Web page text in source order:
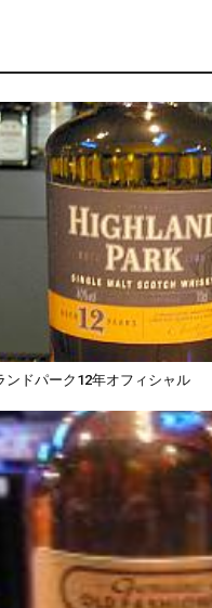
ンドパーク12年オフィシャル